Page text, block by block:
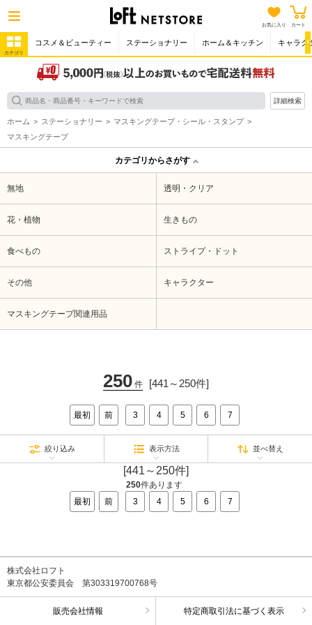
お気に入り カート
カテゴリ
コスメ＆ビューティー ステーショナリー ホーム＆キッチン キャラク
詳細検索
ホーム ステーショナリー
マスキングテープ・シール・スタンプ
マスキングテープ
カテゴリからさがす
無地 透明・クリア
花・植物 生きもの
食べもの ストライプ・ドット
その他 キャラクター
マスキングテープ関連用品
250 件 [441～250件]
最初 前 3 4 5 6 7
絞り込み 表示方法 並べ替え
[441～250件]
250件あります
最初
前 3 4 5 6 7
株式会社ロフト
東京都公安委員会 第303319700768号
販売会社情報 特定商取引法に基づく表示